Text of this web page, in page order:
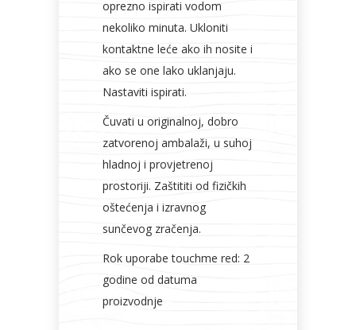
oprezno ispirati vodom
nekoliko minuta. Ukloniti
kontaktne leće ako ih nosite i
ako se one lako uklanjaju.
Nastaviti ispirati.
Čuvati u originalnoj, dobro
zatvorenoj ambalaži, u suhoj
hladnoj i provjetrenoj
prostoriji. Zaštititi od fizičkih
oštećenja i izravnog
sunčevog zračenja.
Rok uporabe touchme red: 2
godine od datuma
proizvodnje